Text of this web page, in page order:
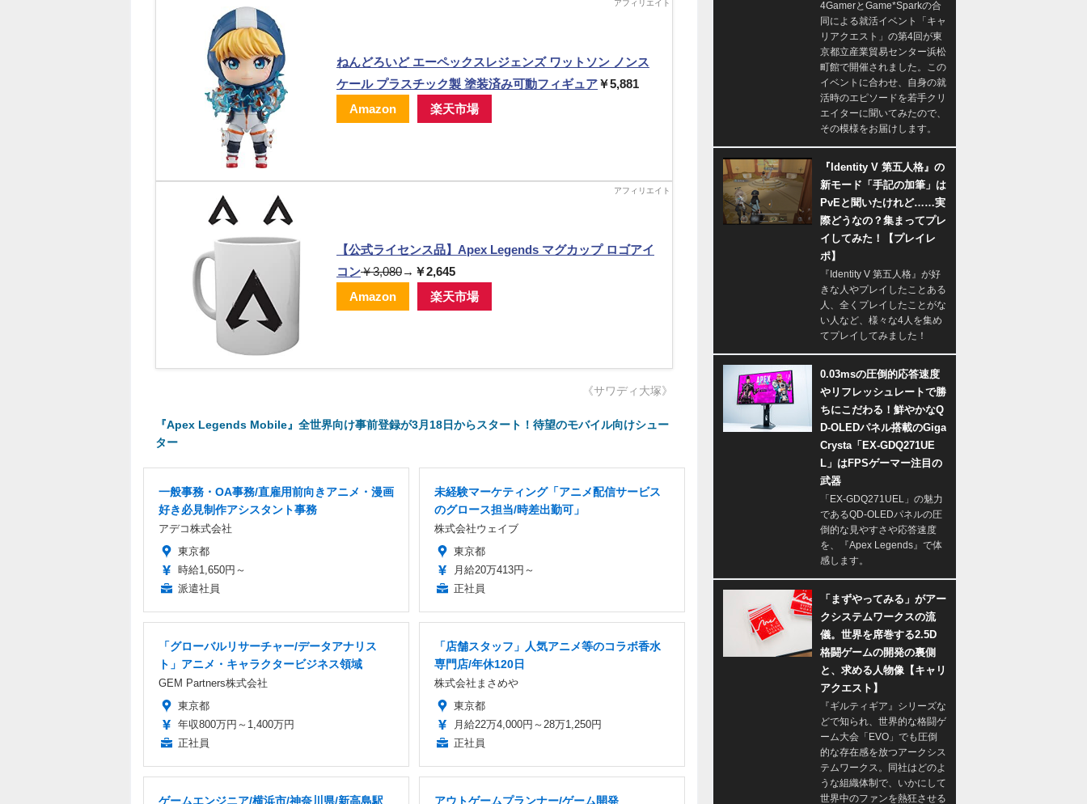
ねんどろいど エーペックスレジェンズ ワットソン ノンス
ケール プラスチック製 塗装済み可動フィギュア￥5,881
Amazon
楽天市場
【公式ライセンス品】Apex Legends マグカップ ロゴアイ
コン￥3,080→ ￥2,645
Amazon
楽天市場
《サワディ大塚》
『Apex Legends Mobile』全世界向け事前登録が3月18日からスタート！待望のモバイル向けシュー
ター
一般事務・OA事務/直雇用前向きアニメ・漫画
好き必見制作アシスタント事務
アデコ株式会社
東京都
時給1,650円～
派遣社員
未経験マーケティング「アニメ配信サービス
のグロース担当/時差出勤可」
株式会社ウェイブ
東京都
月給20万413円～
正社員
「グローバルリサーチャー/データアナリス
ト」アニメ・キャラクタービジネス領域
GEM Partners株式会社
東京都
年収800万円～1,400万円
正社員
「店舗スタッフ」人気アニメ等のコラボ香水
専門店/年休120日
株式会社まさめや
東京都
月給22万4,000円～28万1,250円
正社員
ゲームエンジニア/横浜市/神奈川県/新高島駅 アウトゲームプランナー/ゲーム開発
4GamerとGame*Sparkの合
同による就活イベント「キャ
リアクエスト」の第4回が東
京都立産業貿易センター浜松
町館で開催されました。この
イベントに合わせ、自身の就
活時のエピソードを若手クリ
エイターに聞いてみたので、
その模様をお届けします。
『Identity V 第五人格』の
新モード「手記の加筆」は
PvEと聞いたけれど……実
際どうなの？集まってプレ
イしてみた！【プレイレ
ポ】
『Identity V 第五人格』が好
きな人やプレイしたことある
人、全くプレイしたことがな
い人など、様々な4人を集め
てプレイしてみました！
0.03msの圧倒的応答速度
やリフレッシュレートで勝
ちにこだわる！鮮やかなQ
D-OLEDパネル搭載のGiga
Crysta「EX-GDQ271UE
L」はFPSゲーマー注目の
武器
「EX-GDQ271UEL」の魅力
であるQD-OLEDパネルの圧
倒的な見やすさや応答速度
を、『Apex Legends』で体
感します。
「まずやってみる」がアー
クシステムワークスの流
儀。世界を席巻する2.5D
格闘ゲームの開発の裏側
と、求める人物像【キャリ
アクエスト】
『ギルティギア』シリーズな
どで知られ、世界的な格闘ゲ
ーム大会「EVO」でも圧倒
的な存在感を放つアークシス
テムワークス。同社はどのよ
うな組織体制で、いかにして
世界中のファンを熱狂させる